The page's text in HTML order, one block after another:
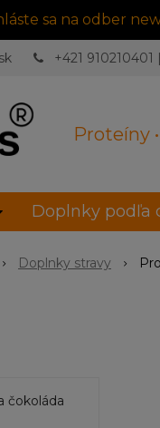
sa na odber
Proteíny
+421
Doplnky podľa
Doplnky stravy
čokoláda